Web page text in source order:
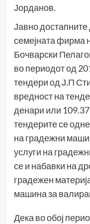
Јорданов.
Јавно
семејната фирма
Бочварски
во периодот од
тендери од Ј.П
вредност на
денари или
тендерите се
на градежни
услуги на
се и набавки на
градежен
машина за
Дека во обој